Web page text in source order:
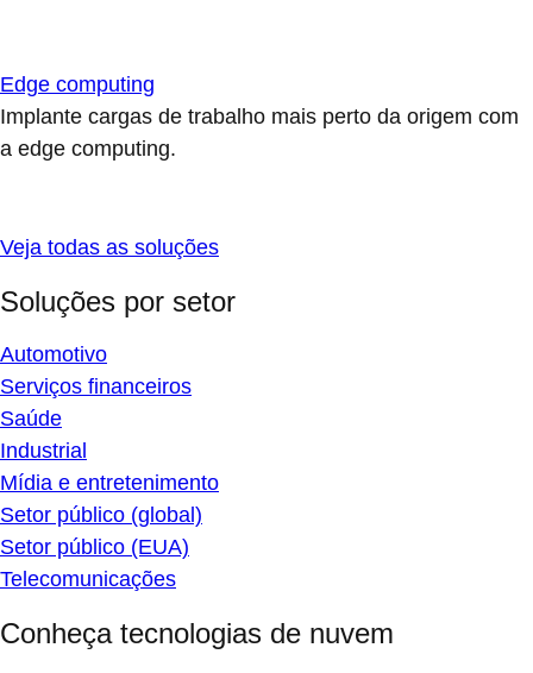
Edge computing
Implante cargas de trabalho mais perto da origem com
a edge computing.
Veja todas as soluções
Soluções por setor
Automotivo
Serviços financeiros
Saúde
Industrial
Mídia e entretenimento
Setor público (global)
Setor público (EUA)
Telecomunicações
Conheça tecnologias de nuvem